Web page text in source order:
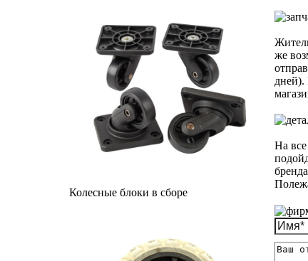
Колесные блоки в сборе
же
дней).
На